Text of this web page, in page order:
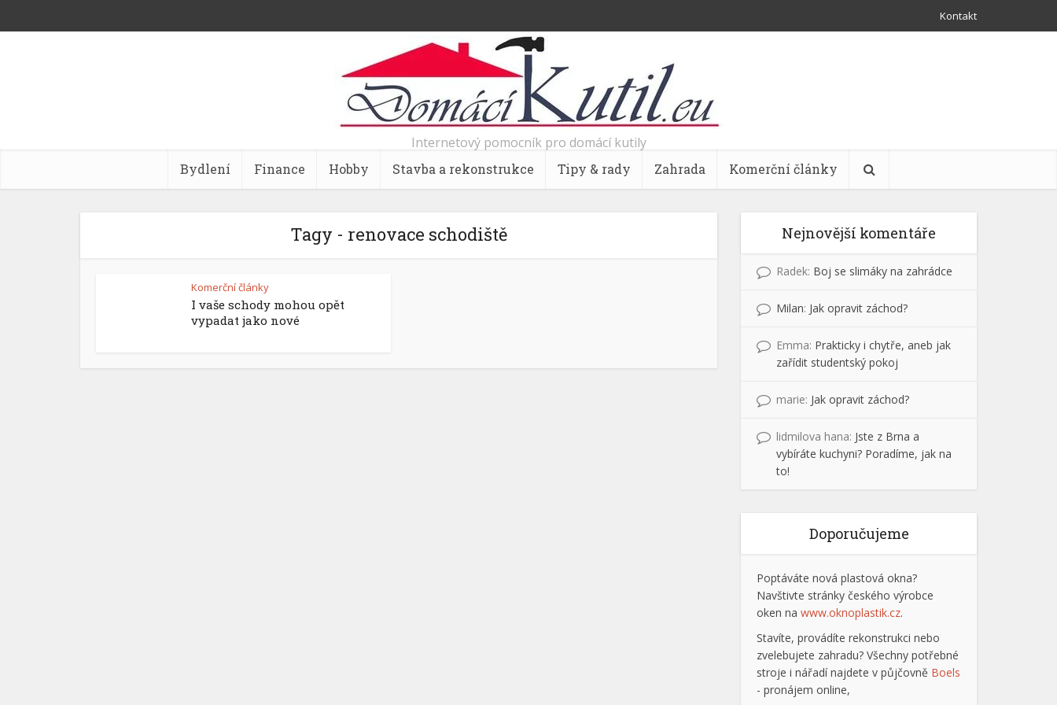
Kontakt
Internetový pomocník pro domácí kutily
Bydlení Finance Hobby Stavba a rekonstrukce Tipy & rady Zahrada Komerční články
Tagy - renovace schodiště
Komerční články
I vaše schody mohou opět
vypadat jako nové
Nejnovější komentáře
Radek: Boj se slimáky na zahrádce
Milan: Jak opravit záchod?
Emma: Prakticky i chytře, aneb jak
zařídit studentský pokoj
marie: Jak opravit záchod?
lidmilova hana: Jste z Brna a
vybíráte kuchyni? Poradíme, jak na
to!
Doporučujeme
Poptáváte nová plastová okna?
Navštivte stránky českého výrobce
oken na www.oknoplastik.cz.
Stavíte, provádíte rekonstrukci nebo
zvelebujete zahradu? Všechny potřebné
stroje i nářadí najdete v půjčovně Boels
- pronájem online,